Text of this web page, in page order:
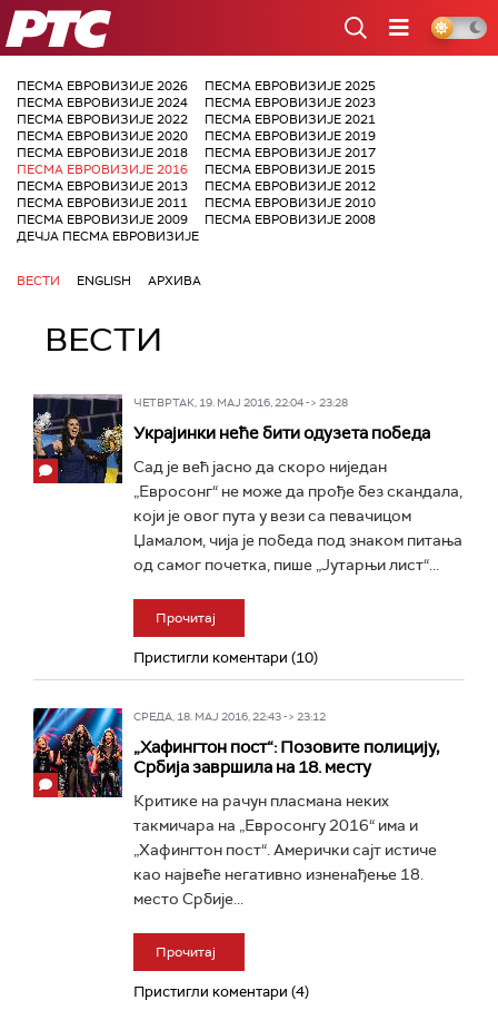
РТС
ПЕСМА ЕВРОВИЗИЈЕ 2026
ПЕСМА ЕВРОВИЗИЈЕ 2025
ПЕСМА ЕВРОВИЗИЈЕ 2024
ПЕСМА ЕВРОВИЗИЈЕ 2023
ПЕСМА ЕВРОВИЗИЈЕ 2022
ПЕСМА ЕВРОВИЗИЈЕ 2021
ПЕСМА ЕВРОВИЗИЈЕ 2020
ПЕСМА ЕВРОВИЗИЈЕ 2019
ПЕСМА ЕВРОВИЗИЈЕ 2018
ПЕСМА ЕВРОВИЗИЈЕ 2017
ПЕСМА ЕВРОВИЗИЈЕ 2016
ПЕСМА ЕВРОВИЗИЈЕ 2015
ПЕСМА ЕВРОВИЗИЈЕ 2013
ПЕСМА ЕВРОВИЗИЈЕ 2012
ПЕСМА ЕВРОВИЗИЈЕ 2011
ПЕСМА ЕВРОВИЗИЈЕ 2010
ПЕСМА ЕВРОВИЗИЈЕ 2009
ПЕСМА ЕВРОВИЗИЈЕ 2008
ДЕЧЈА ПЕСМА ЕВРОВИЗИЈЕ
ВЕСТИ ENGLISH АРХИВА
ВЕСТИ
ЧЕТВРТАК, 19. МАЈ 2016, 22:04 -> 23:28
Украјинки неће бити одузета победа
Сад је већ јасно да скоро ниједан
„Евросонг“ не може да прође без скандала,
који је овог пута у вези са певачицом
Џамалом, чија је победа под знаком питања
од самог почетка, пише „Јутарњи лист“...
Прочитај
Пристигли коментари (10)
СРЕДА, 18. МАЈ 2016, 22:43 -> 23:12
„Хафингтон пост“: Позовите полицију,
Србија завршила на 18. месту
Критике на рачун пласмана неких
такмичара на „Евросонгу 2016“ има и
„Хафингтон пост“. Амерички сајт истиче
као највеће негативно изненађење 18.
место Србије...
Прочитај
Пристигли коментари (4)